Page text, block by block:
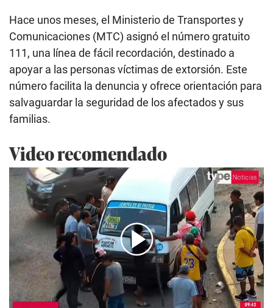
Hace unos meses, el Ministerio de Transportes y
Comunicaciones (MTC) asignó el número gratuito
111, una línea de fácil recordación, destinado a
apoyar a las personas víctimas de extorsión. Este
número facilita la denuncia y ofrece orientación para
salvaguardar la seguridad de los afectados y sus
familias.
Video recomendado
00:00 01:40